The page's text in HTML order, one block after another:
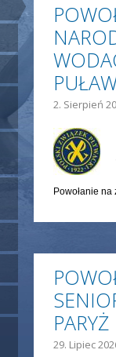
2. Sierpień
Powołanie
PARYŻ
29. Lipiec